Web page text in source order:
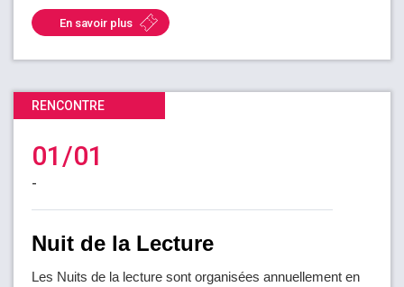
En savoir plus
RENCONTRE
01/01
-
Nuit de la Lecture
Les Nuits de la lecture sont organisées annuellement en